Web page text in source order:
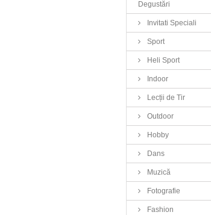
Degustări
Invitati Speciali
Sport
Heli Sport
Indoor
Lecții de Tir
Outdoor
Hobby
Dans
Muzică
Fotografie
Fashion